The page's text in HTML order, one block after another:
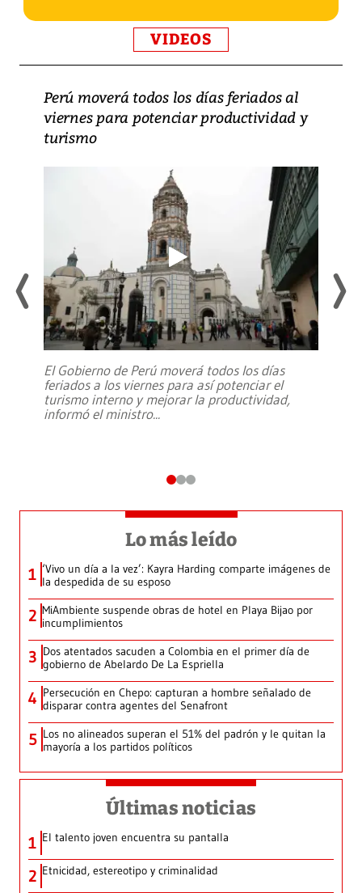
VIDEOS
Perú moverá todos los días feriados al
viernes para potenciar productividad y
turismo
El Gobierno de Perú moverá todos los días
feriados a los viernes para así potenciar el
turismo interno y mejorar la productividad,
informó el ministro...
Lo más leído
1 ‘Vivo un día a la vez’: Kayra Harding comparte imágenes de
la despedida de su esposo
2 MiAmbiente suspende obras de hotel en Playa Bijao por
incumplimientos
3 Dos atentados sacuden a Colombia en el primer día de
gobierno de Abelardo De La Espriella
4 Persecución en Chepo: capturan a hombre señalado de
disparar contra agentes del Senafront
5 Los no alineados superan el 51% del padrón y le quitan la
mayoría a los partidos políticos
Últimas noticias
1 El talento joven encuentra su pantalla​
2 Etnicidad, estereotipo y criminalidad